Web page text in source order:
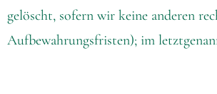
gelöscht, sofern wir keine anderen
Aufbewahrungsfristen); im